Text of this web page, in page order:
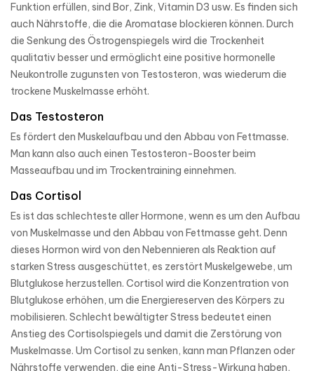
Funktion erfüllen, sind Bor, Zink, Vitamin D3 usw. Es finden sich
auch Nährstoffe, die die Aromatase blockieren können. Durch
die Senkung des Östrogenspiegels wird die Trockenheit
qualitativ besser und ermöglicht eine positive hormonelle
Neukontrolle zugunsten von Testosteron, was wiederum die
trockene Muskelmasse erhöht.
Das Testosteron
Es fördert den Muskelaufbau und den Abbau von Fettmasse.
Man kann also auch einen Testosteron-Booster beim
Masseaufbau und im Trockentraining einnehmen.
Das Cortisol
Es ist das schlechteste aller Hormone, wenn es um den Aufbau
von Muskelmasse und den Abbau von Fettmasse geht. Denn
dieses Hormon wird von den Nebennieren als Reaktion auf
starken Stress ausgeschüttet, es zerstört Muskelgewebe, um
Blutglukose herzustellen. Cortisol wird die Konzentration von
Blutglukose erhöhen, um die Energiereserven des Körpers zu
mobilisieren. Schlecht bewältigter Stress bedeutet einen
Anstieg des Cortisolspiegels und damit die Zerstörung von
Muskelmasse. Um Cortisol zu senken, kann man Pflanzen oder
Nährstoffe verwenden, die eine Anti-Stress-Wirkung haben,